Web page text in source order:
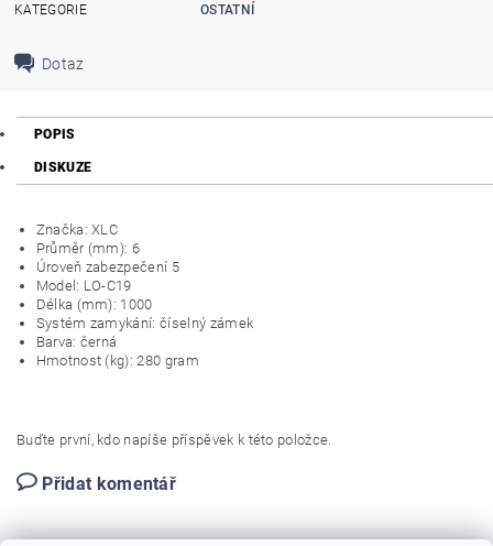
KATEGORIE
OSTATNÍ
Dotaz
POPIS
DISKUZE
Značka: XLC
Průměr (mm): 6
Úroveň zabezpečení 5
Model: LO-C19
Délka (mm): 1000
Systém zamykání: číselný zámek
Barva: černá
Hmotnost (kg): 280 gram
Buďte první, kdo napíše příspěvek k této položce.
Přidat komentář